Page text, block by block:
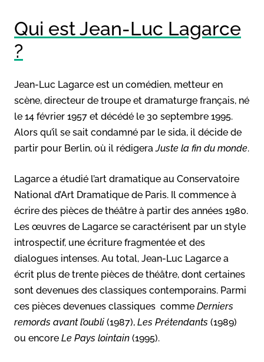
Qui est Jean-Luc Lagarce
?
Jean-Luc Lagarce est un comédien, metteur en
scène, directeur de troupe et dramaturge français, né
le 14 février 1957 et décédé le 30 septembre 1995.
Alors qu’il se sait condamné par le sida, il décide de
partir pour Berlin, où il rédigeraJuste la fin du monde.
Lagarce a étudié l’art dramatique au Conservatoire
National d’Art Dramatique de Paris. Il commence à
écrire des pièces de théâtre à partir des années 1980.
Les œuvres de Lagarce se caractérisent par un style
introspectif, une écriture fragmentée et des
dialogues intenses. Au total, Jean-Luc Lagarce a
écrit plus de trente pièces de théâtre, dont certaines
sont devenues des classiques contemporains. Parmi
ces pièces devenues classiques comme Derniers
remords avant l’oubli (1987), Les Prétendants (1989)
ou encore Le Pays lointain (1995).